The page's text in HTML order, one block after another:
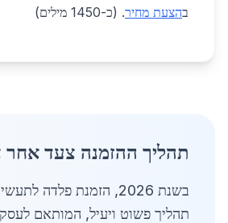
בהצעת מחיר. (כ-1450 מילים)
תהליך ההזמנה צעד אחר
בשנת 2026, הזמנת פלדה
תהליך פשוט ויעיל, המותאם